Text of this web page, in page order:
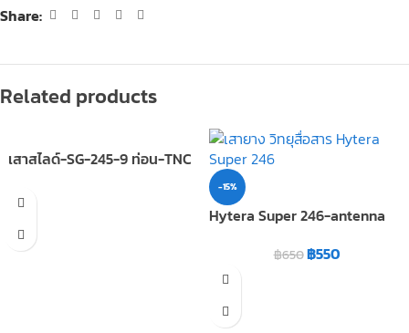
Share:
Related products
เสาสไลด์-SG-245-9 ท่อน-TNC
-15%
Hytera Super 246-antenna
฿650฿550